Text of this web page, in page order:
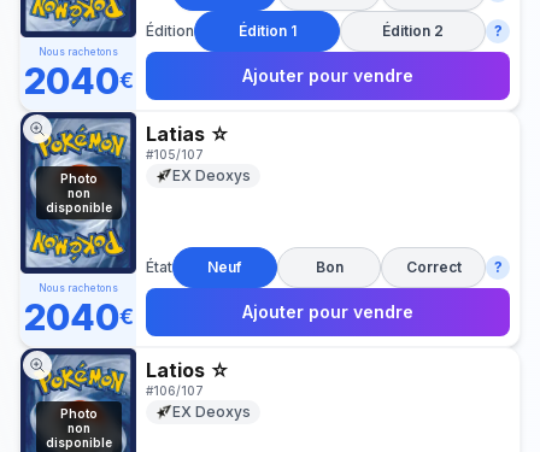
Nous rachetons
2040€
Édition Édition 1 Édition 2 ?
Ajouter pour vendre
Photo
non
disponible
Nous rachetons
2040€
Latias ☆
#105/107
EX Deoxys
État Neuf Bon Correct ?
Ajouter pour vendre
Photo
non
disponible
Latios ☆
#106/107
EX Deoxys